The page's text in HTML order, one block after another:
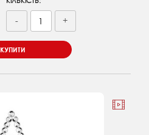
- +
КУПИТИ